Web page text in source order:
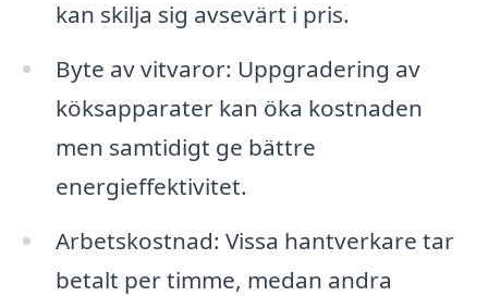
kan skilja sig avsevärt i pris.
Byte av vitvaror: Uppgradering av
köksapparater kan öka kostnaden
men samtidigt ge bättre
energieffektivitet.
Arbetskostnad: Vissa hantverkare tar
betalt per timme, medan andra